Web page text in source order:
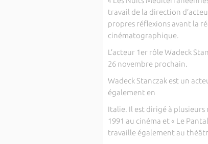
travail de la direction
propres réflexions avant la
cinématographique.
L’acteur 1er rôle Wadeck
26 novembre prochain.
Wadeck Stanczak est un
également en
Italie. Il est dirigé à plusieurs
1991 au cinéma et « Le
travaille également au